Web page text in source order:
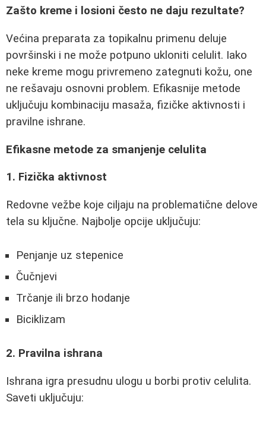
Zašto kreme i losioni često ne daju rezultate?
Većina preparata za topikalnu primenu deluje
površinski i ne može potpuno ukloniti celulit. Iako
neke kreme mogu privremeno zategnuti kožu, one
ne rešavaju osnovni problem. Efikasnije metode
uključuju kombinaciju masaža, fizičke aktivnosti i
pravilne ishrane.
Efikasne metode za smanjenje celulita
1. Fizička aktivnost
Redovne vežbe koje ciljaju na problematične delove
tela su ključne. Najbolje opcije uključuju:
Penjanje uz stepenice
Čučnjevi
Trčanje ili brzo hodanje
Biciklizam
2. Pravilna ishrana
Ishrana igra presudnu ulogu u borbi protiv celulita.
Saveti uključuju: